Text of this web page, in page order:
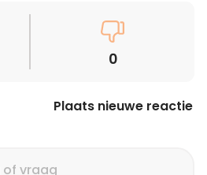
0
Plaats nieuwe reactie